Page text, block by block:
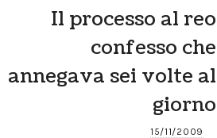
Il processo al reo
confesso che
annegava sei volte al
giorno
15/11/2009